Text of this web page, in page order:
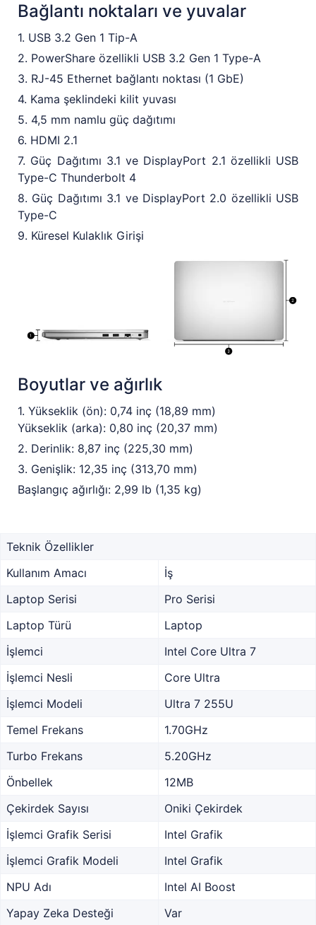
Bağlantı noktaları ve yuvalar
1. USB 3.2 Gen 1 Tip-A
2. PowerShare özellikli USB 3.2 Gen 1 Type-A
3. RJ-45 Ethernet bağlantı noktası (1 GbE)
4. Kama şeklindeki kilit yuvası
5. 4,5 mm namlu güç dağıtımı
6. HDMI 2.1
7. Güç Dağıtımı 3.1 ve DisplayPort 2.1 özellikli USB
Type-C Thunderbolt 4
8. Güç Dağıtımı 3.1 ve DisplayPort 2.0 özellikli USB
Type-C
9. Küresel Kulaklık Girişi
Boyutlar ve ağırlık
1. Yükseklik (ön): 0,74 inç (18,89 mm)
Yükseklik (arka): 0,80 inç (20,37 mm)
2. Derinlik: 8,87 inç (225,30 mm)
3. Genişlik: 12,35 inç (313,70 mm)
Başlangıç ağırlığı: 2,99 lb (1,35 kg)
Teknik Özellikler
Kullanım Amacı
İş
Laptop Serisi
Pro Serisi
Laptop Türü
Laptop
İşlemci
Intel Core Ultra 7
İşlemci Nesli
Core Ultra
İşlemci Modeli
Ultra 7 255U
Temel Frekans
1.70GHz
Turbo Frekans
5.20GHz
Önbellek
12MB
Çekirdek Sayısı
Oniki Çekirdek
İşlemci Grafik Serisi
Intel Grafik
İşlemci Grafik Modeli
Intel Grafik
NPU Adı
Intel AI Boost
Yapay Zeka Desteği
Var